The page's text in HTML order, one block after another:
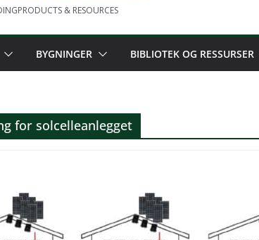
& RESOURCES
BYGNINGER BIBLIOTEK OG RESSURSER
for solcelleanlegget